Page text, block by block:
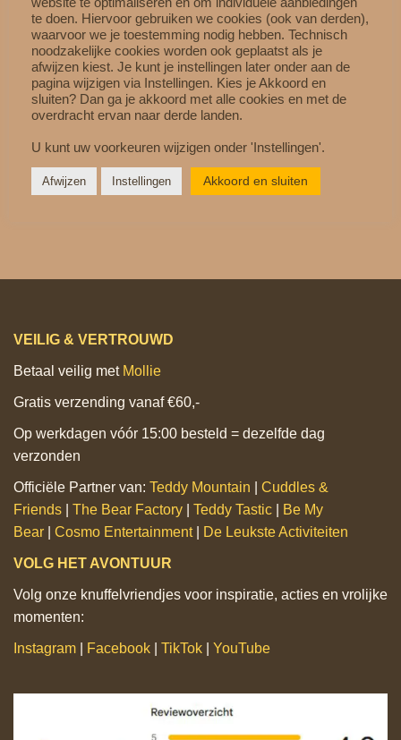
Productgegevens;
Maat;A4
Merk; Make-Your-Teddy
Art.nr.; TEDHandleidingA4
VEILIG & VERTROUWD
Betaal veilig met Mollie
Gratis verzending vanaf €60,-
Op werkdagen vóór 15:00 besteld = dezelfde dag
verzonden
Officiële Partner van: Teddy Mountain
Cuddles &
Friends
The Bear Factory Teddy Tastic
Be My
Bear
Cosmo Entertainment| De Leukste Activiteiten
VOLG HET AVONTUUR
Volg onze knuffelvriendjes voor inspiratie, acties en vrolijke
momenten:
Instagram Facebook TikTok YouTube
te doen. Hiervoor gebruiken we cookies (ook van derden),
waarvoor we je toestemming nodig hebben. Technisch
noodzakelijke cookies worden ook geplaatst als je
afwijzen kiest. Je kunt je instellingen later onder aan de
pagina wijzigen via Instellingen. Kies je Akkoord en
sluiten? Dan ga je akkoord met alle cookies en met de
overdracht ervan naar derde landen.
U kunt uw voorkeuren wijzigen onder 'Instellingen'.
Afwijzen Instellingen Akkoord en sluiten